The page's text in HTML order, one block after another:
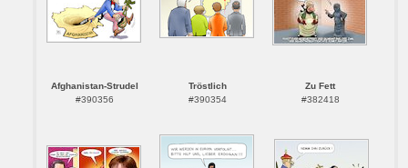
Afghanistan-Strudel
#390356
Tröstlich
#390354
Zu Fett
#382418